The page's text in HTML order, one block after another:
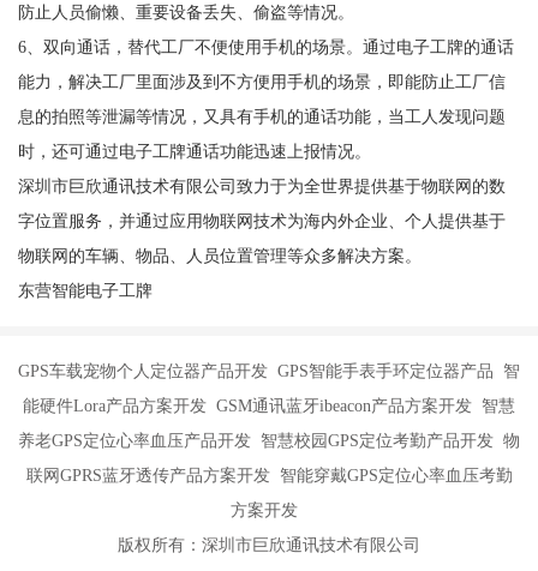
防止人员偷懒、重要设备丢失、偷盗等情况。
6、双向通话，替代工厂不便使用手机的场景。通过电子工牌的通话
能力，解决工厂里面涉及到不方便用手机的场景，即能防止工厂信
息的拍照等泄漏等情况，又具有手机的通话功能，当工人发现问题
时，还可通过电子工牌通话功能迅速上报情况。
深圳市巨欣通讯技术有限公司致力于为全世界提供基于物联网的数
字位置服务，并通过应用物联网技术为海内外企业、个人提供基于
物联网的车辆、物品、人员位置管理等众多解决方案。
东营智能电子工牌
GPS车载宠物个人定位器产品开发 GPS智能手表手环定位器产品 智
能硬件Lora产品方案开发 GSM通讯蓝牙ibeacon产品方案开发 智慧
养老GPS定位心率血压产品开发 智慧校园GPS定位考勤产品开发 物
联网GPRS蓝牙透传产品方案开发 智能穿戴GPS定位心率血压考勤
方案开发
版权所有：深圳市巨欣通讯技术有限公司